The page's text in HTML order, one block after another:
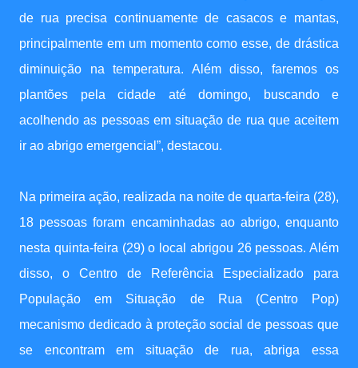
de rua precisa continuamente de casacos e mantas,
principalmente em um momento como esse, de drástica
diminuição na temperatura. Além disso, faremos os
plantões pela cidade até domingo, buscando e
acolhendo as pessoas em situação de rua que aceitem
ir ao abrigo emergencial”, destacou.
Na primeira ação, realizada na noite de quarta-feira (28),
18 pessoas foram encaminhadas ao abrigo, enquanto
nesta quinta-feira (29) o local abrigou 26 pessoas. Além
disso, o Centro de Referência Especializado para
População em Situação de Rua (Centro Pop)
mecanismo dedicado à proteção social de pessoas que
se encontram em situação de rua, abriga essa